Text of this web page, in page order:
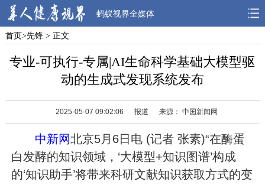
蚂蚁视界全媒体
首页 焦点 观点
风采
观察 解读 健康
首页>先锋> 正文
专业-可执行-专属|AI生命科学基础大模型驱
动的生成式发现系统发布
2025-05-07 09:02:06 报道 来源： 中国新闻网
中新网北京5月6日电 (记者 张素)“在酶蛋
白发酵的知识领域，‘大模型+知识图谱’构成
的‘知识助手’将带来科研文献知识获取方式的变